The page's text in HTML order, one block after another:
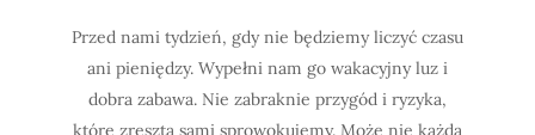
Przed nami tydzień, gdy nie będziemy liczyć czasu
ani pieniędzy. Wypełni nam go wakacyjny luz i
dobra zabawa. Nie zabraknie przygód i ryzyka,
które zresztą sami sprowokujemy. Może nie każda